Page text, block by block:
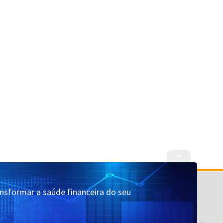
Cadastrar Quem Somos
a saúde financeira do seu